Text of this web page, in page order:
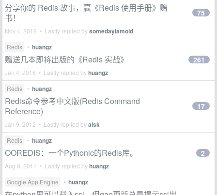
分享你的 Redis 故事，赢《Redis 使用手册》赠
书！
Nov 4, 2019 • Lastly replied bysomedayiamold
75
Redis • huangz
赠送几本即将出版的《Redis 实战》
Jan 4, 2016 • Lastly replied byhuangz
261
Redis • huangz
Redis命令参考中文版(Redis Command
Reference)
Jan 9, 2012 • Lastly replied byaisk
17
Redis • huangz
OOREDIS：一个Pythonic的Redis库。
Aug 8, 2011 • Lastly replied byhuangz
2
Google App Engine • huangz